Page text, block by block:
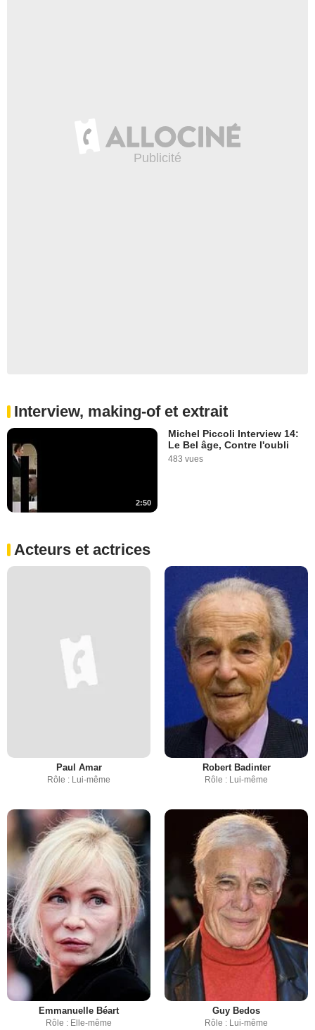
Interview, making-of et extrait
2:50
Michel Piccoli Interview 14:
Le Bel âge, Contre l'oubli
483 vues
Acteurs et actrices
Paul Amar
Rôle : Lui-même
Robert Badinter
Rôle : Lui-même
Emmanuelle Béart
Rôle : Elle-même
Guy Bedos
Rôle : Lui-même